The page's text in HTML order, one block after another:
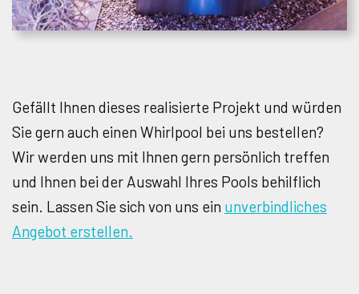
Gefällt Ihnen dieses realisierte Projekt und würden
Sie gern auch einen Whirlpool bei uns bestellen?
Wir werden uns mit Ihnen gern persönlich treffen
und Ihnen bei der Auswahl Ihres Pools behilflich
sein. Lassen Sie sich von uns ein unverbindliches
Angebot erstellen.